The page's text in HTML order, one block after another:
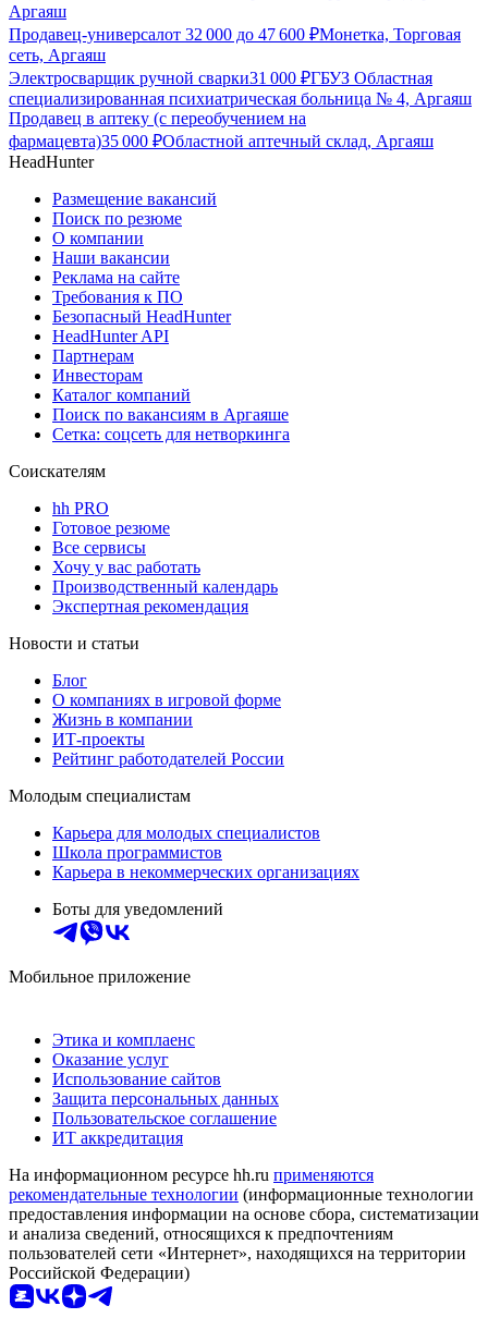
Аргаяш
Продавец-универсалот 32 000 до 47 600 ₽Монетка, Торговая
сеть, Аргаяш
Электросварщик ручной сварки31 000 ₽ГБУЗ Областная
специализированная психиатрическая больница № 4, Аргаяш
Продавец в аптеку (с переобучением на
фармацевта)35 000 ₽Областной аптечный склад, Аргаяш
HeadHunter
Размещение вакансий
Поиск по резюме
О компании
Наши вакансии
Реклама на сайте
Требования к ПО
Безопасный HeadHunter
HeadHunter API
Партнерам
Инвесторам
Каталог компаний
Поиск по вакансиям в Аргаяше
Сетка: соцсеть для нетворкинга
Соискателям
hh PRO
Готовое резюме
Все сервисы
Хочу у вас работать
Производственный календарь
Экспертная рекомендация
Новости и статьи
Блог
О компаниях в игровой форме
Жизнь в компании
ИТ-проекты
Рейтинг работодателей России
Молодым специалистам
Карьера для молодых специалистов
Школа программистов
Карьера в некоммерческих организациях
Боты для уведомлений
Мобильное приложение
Этика и комплаенс
Оказание услуг
Использование сайтов
Защита персональных данных
Пользовательское соглашение
ИТ аккредитация
На информационном ресурсе hh.ru применяются
рекомендательные технологии (информационные технологии
предоставления информации на основе сбора, систематизации
и анализа сведений, относящихся к предпочтениям
пользователей сети «Интернет», находящихся на территории
Российской Федерации)